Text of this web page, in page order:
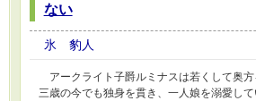
ない
氷 豹人
アークライト子爵ルミナスは若くして奥
三歳の今でも独身を貫き、一人娘を溺愛し